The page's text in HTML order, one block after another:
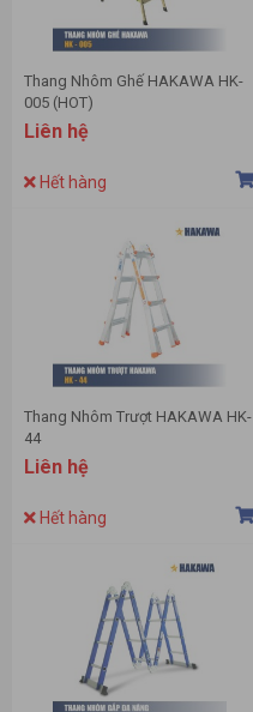
Thang Nhôm Ghế HAKAWA HK-
005 (HOT)
Liên hệ
Hết hàng
Thang Nhôm Trượt HAKAWA HK-
44
Liên hệ
Hết hàng